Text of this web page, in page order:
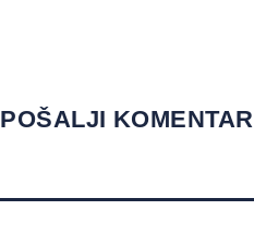
POŠALJI KOMENTAR